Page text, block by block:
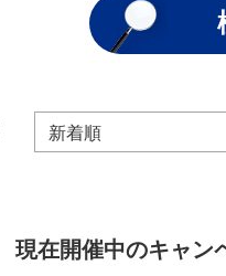
現在開催中のキャン